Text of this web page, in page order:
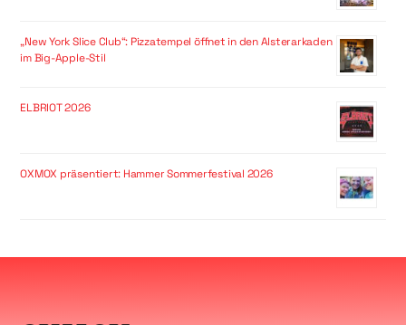
„New York Slice Club“: Pizzatempel öffnet in den Alsterarkaden
im Big-Apple-Stil
ELBRIOT 2026
OXMOX präsentiert: Hammer Sommerfestival 2026